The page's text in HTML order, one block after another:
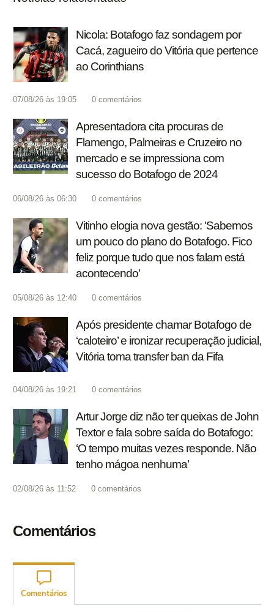
Nicola: Botafogo faz sondagem por
Cacá, zagueiro do Vitória que pertence
ao Corinthians
07/08/26 às 19:05 0 comentários
Apresentadora cita procuras de
Flamengo, Palmeiras e Cruzeiro no
mercado e se impressiona com
sucesso do Botafogo de 2024
06/08/26 às 06:30 0 comentários
Vitinho elogia nova gestão: 'Sabemos
um pouco do plano do Botafogo. Fico
feliz porque tudo que nos falam está
acontecendo'
05/08/26 às 12:40 0 comentários
Após presidente chamar Botafogo de
‘caloteiro’ e ironizar recuperação judicial,
Vitória toma transfer ban da Fifa
04/08/26 às 19:21 0 comentários
Artur Jorge diz não ter queixas de John
Textor e fala sobre saída do Botafogo:
‘O tempo muitas vezes responde. Não
tenho mágoa nenhuma’
02/08/26 às 11:52 0 comentários
Comentários